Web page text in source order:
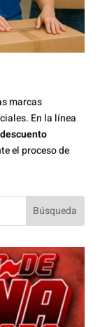
marcas
En la línea
el proceso de